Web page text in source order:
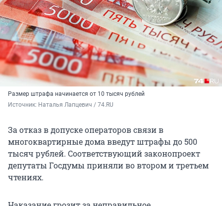
Размер штрафа начинается от 10 тысяч рублей
Источник: Наталья Лапцевич / 74.RU
За отказ в допуске операторов связи в
многоквартирные дома введут штрафы до 500
тысяч рублей. Соответствующий законопроект
депутаты Госдумы приняли во втором и третьем
чтениях.